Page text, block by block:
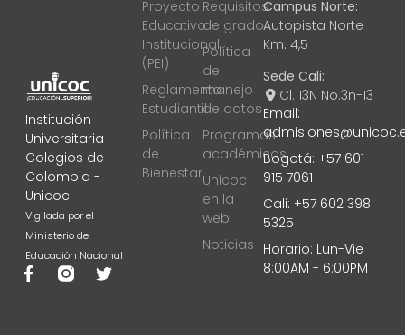
Institución
Universitaria
Colegios de
Colombia -
Unicoc
Vigilada por el
Ministerio de
Educación Nacional
Requisitos
de grado
Política
de
manejo
de datos
Programas
académicos
Unicoc
en la
web
Noticias
Proyecto
Educativo
Institucional
(PEI)
Reglamento
Estudiantil
Política
de
Bienestar
Campus Norte:
Autopista Norte
Km. 4,5
Sede Cali:
Cl. 13N No.3n-13
Email:
Bogotá: +57 601
915 7061
Cali: +57 602 398
5325
Horario: Lun-Vie
8:00AM - 6:00PM